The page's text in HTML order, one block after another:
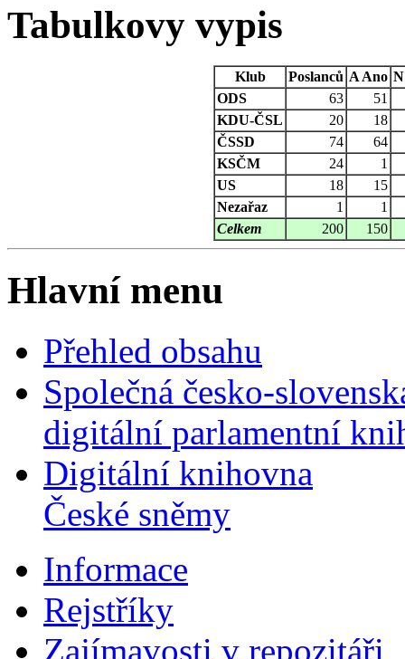
Tabulkovy vypis
Klub Poslanců A Ano N
ODS
63
51
KDU-ČSL
20
18
ČSSD
74
64
KSČM
24
1
US
18
15
Nezařaz
1
1
Celkem
200 150
Hlavní menu
Přehled obsahu
Společná česko-
digitální parlamentní
Digitální knihovna
České sněmy
Informace
Rejstříky
Zajímavosti v repozitáři